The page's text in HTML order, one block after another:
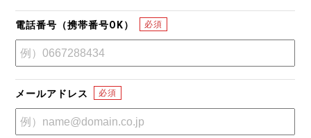
電話番号（携帯番号OK）
メールアドレス